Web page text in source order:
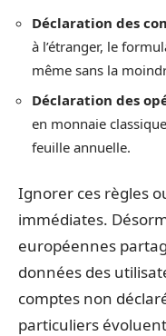
Déclaration des
à l’étranger, le
même sans la
Déclaration des
en monnaie
feuille annuelle.
Ignorer ces règles
immédiates.
européennes
données des
comptes non
particuliers